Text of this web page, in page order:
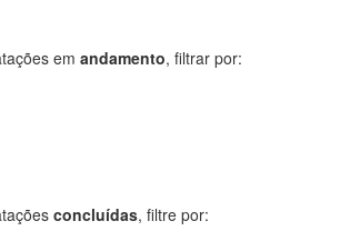
em andamento, filtrar por:
concluídas, filtre por: